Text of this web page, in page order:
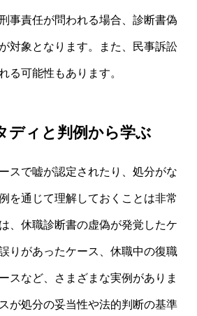
事責任が問われる場合、診断書偽
対象となります。また、民事訴訟
る可能性もあります。
ディと判例から学ぶ
スで嘘が認定されたり、処分がな
を通じて理解しておくことは非常
、休職診断書の虚偽が発覚したケ
りがあったケース、休職中の復職
スなど、さまざまな実例がありま
が処分の妥当性や法的判断の基準